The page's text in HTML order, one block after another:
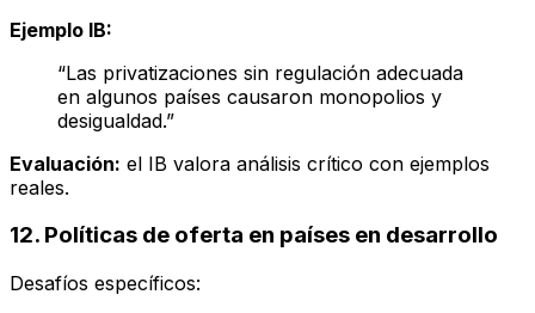
Ejemplo IB:
“Las privatizaciones sin regulación adecuada
en algunos países causaron monopolios y
desigualdad.”
Evaluación: el IB valora análisis crítico con ejemplos
reales.
12. Políticas de oferta en países en desarrollo
Desafíos específicos: